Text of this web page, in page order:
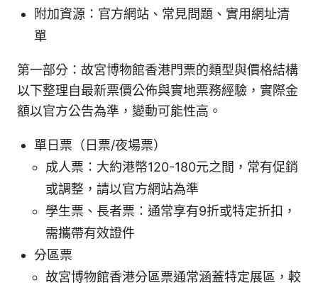
附加資源：官方網站、常見問題、實用網址清
單
第一部分：故宮博物館香港門票的類型與價格結構
以下整理自最新票價公佈與實地票務經驗，實際金
額以官方公告為準，變動可能性高。
單日票（日票/夜場票）
成人票：大約港幣120-180元之間，常有促銷
或調整，請以官方網站為準
學生票、長者票：通常享有9折或特定折扣，
需攜帶有效證件
分區票
故宮博物館香港分區票通常涵蓋特定展區，較